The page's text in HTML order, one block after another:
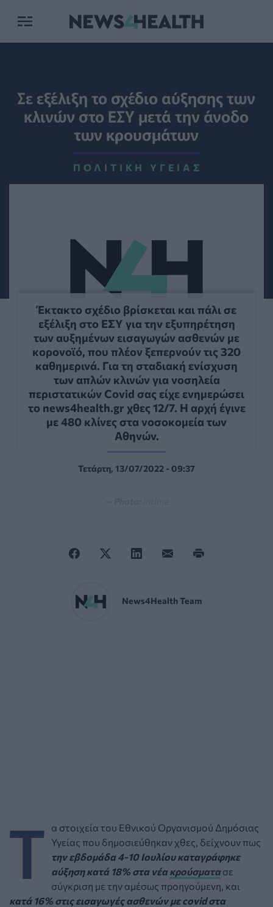
Σε εξέλιξη το σχέδιο αύξησης των
κλινών στο ΕΣΥ μετά την άνοδο
των κρουσμάτων
ΠΟΛΙΤΙΚΉ ΥΓΕΊΑΣ
Έκτακτο σχέδιο βρίσκεται και πάλι σε
εξέλιξη στο ΕΣΥ για την εξυπηρέτηση
των αυξημένων εισαγωγών ασθενών με
κορονοϊό, που πλέον ξεπερνούν τις 320
καθημερινά. Για τη σταδιακή ενίσχυση
των απλών κλινών για νοσηλεία
περιστατικών Covid σας είχε ενημερώσει
το news4health.gr χθες 12/7. Η αρχή έγινε
με 480 κλίνες στα νοσοκομεία των
Αθηνών.
Τετάρτη, 13/07/2022 - 09:37
News4Health Team
Τ
α στοιχεία του Εθνικού Οργανισμού Δημόσιας
Υγείας που δημοσιεύθηκαν χθες, δείχνουν πως
την εβδομάδα 4-10 Ιουλίου καταγράφηκε
αύξηση κατά 18% στα νέακρούσματασε
σύγκριση με την αμέσως προηγούμενη, και
κατά 16% στις εισαγωγές ασθενών με covid στα